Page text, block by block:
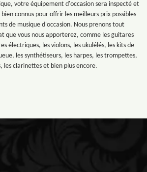
votre équipement d'occasion sera inspecté et
connus pour offrir les meilleurs prix possibles
de musique d'occasion. Nous prenons tout
que vous nous apporterez, comme les guitares
électriques, les violons, les ukulélés, les kits de
les synthétiseurs, les harpes, les trompettes,
les clarinettes et bien plus encore.